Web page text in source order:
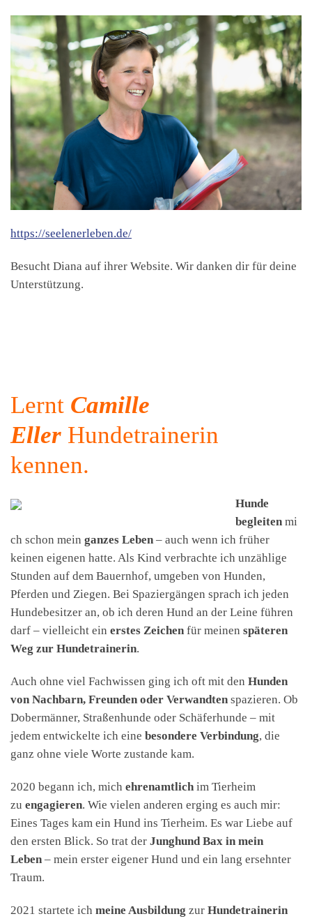
https://seelenerleben.de/
Besucht Diana auf ihrer Website. Wir danken dir für deine
Unterstützung.
Lernt Camille
Eller Hundetrainerin
kennen.
Hunde
begleitenmi
ch schon mein ganzes Leben – auch wenn ich früher
keinen eigenen hatte. Als Kind verbrachte ich unzählige
Stunden auf dem Bauernhof, umgeben von Hunden,
Pferden und Ziegen. Bei Spaziergängen sprach ich jeden
Hundebesitzer an, ob ich deren Hund an der Leine führen
darf – vielleicht ein erstes Zeichen für meinen späteren
Weg zur Hundetrainerin.
Auch ohne viel Fachwissen ging ich oft mit den Hunden
von Nachbarn, Freunden oder Verwandten spazieren. Ob
Dobermänner, Straßenhunde oder Schäferhunde – mit
jedem entwickelte ich eine besondere Verbindung, die
ganz ohne viele Worte zustande kam.
2020 begann ich, mich ehrenamtlich im Tierheim
zu engagieren. Wie vielen anderen erging es auch mir:
Eines Tages kam ein Hund ins Tierheim. Es war Liebe auf
den ersten Blick. So trat der Junghund Bax in mein
Leben – mein erster eigener Hund und ein lang ersehnter
Traum.
2021 startete ich meine Ausbildung zur Hundetrainerin